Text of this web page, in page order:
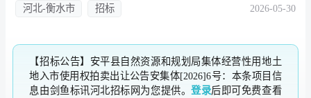
河北-衡水市 招标 2026-05-30
【招标公告】安平县自然资源和规划局集体经营性用地土
地入市使用权拍卖出让公告安集体[2026]6号：本条项目信
息由剑鱼标讯河北招标网为您提供。登录后即可免费查看